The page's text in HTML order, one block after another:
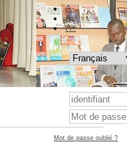
A-
A
A+
Mot de passe oublié ?